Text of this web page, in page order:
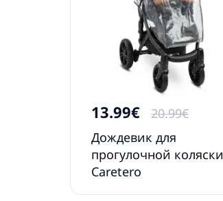
13.99€
20.99€
Дождевик для
прогулочной коляски
Caretero